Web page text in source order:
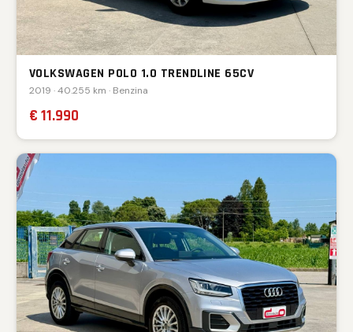
VOLKSWAGEN POLO 1.0 TRENDLINE 65CV
2019 · 40.255 km · Benzina
€ 11.990